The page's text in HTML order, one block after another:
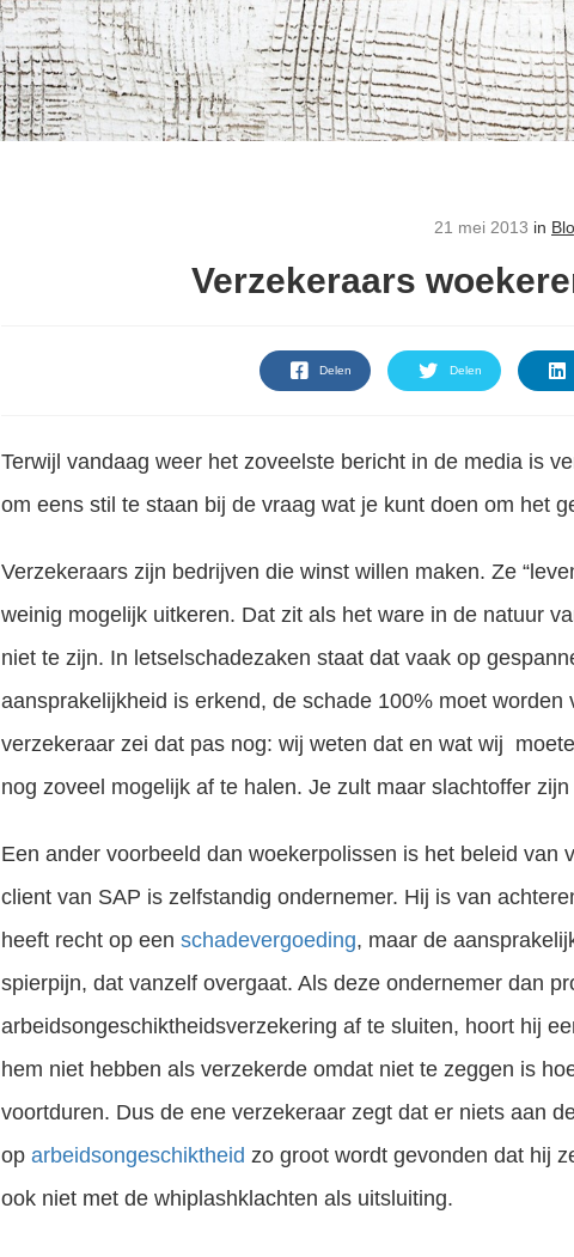
21 mei 2013 in
Verzekeraars
Delen Delen
Terwijl vandaag weer het zoveelste bericht in de media is
om eens stil te staan bij de vraag wat je kunt doen om het
Verzekeraars zijn bedrijven die winst willen maken. Ze
weinig mogelijk uitkeren. Dat zit als het ware in de natuur
niet te zijn. In letselschadezaken staat dat vaak op
aansprakelijkheid is erkend, de schade 100% moet
verzekeraar zei dat pas nog: wij weten dat en wat wij
nog zoveel mogelijk af te halen. Je zult maar slachtoffer
Een ander voorbeeld dan woekerpolissen is het beleid van
client van SAP is zelfstandig ondernemer. Hij is van
heeft recht op een schadevergoeding, maar de
spierpijn, dat vanzelf overgaat. Als deze ondernemer dan
arbeidsongeschiktheidsverzekering af te sluiten, hoort hij
hem niet hebben als verzekerde omdat niet te zeggen is
voortduren. Dus de ene verzekeraar zegt dat er niets aan
op arbeidsongeschiktheid zo groot wordt gevonden dat hij
ook niet met de whiplashklachten als uitsluiting.